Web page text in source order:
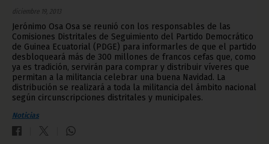
diciembre 19, 2013
Jerónimo Osa Osa se reunió con los responsables de las
Comisiones Distritales de Seguimiento del Partido Democrático
de Guinea Ecuatorial (PDGE) para informarles de que el partido
desbloqueará más de 300 millones de francos cefas que, como
ya es tradición, servirán para comprar y distribuir víveres que
permitan a la militancia celebrar una buena Navidad. La
distribución se realizará a toda la militancia del ámbito nacional
según circunscripciones distritales y municipales.
Noticias